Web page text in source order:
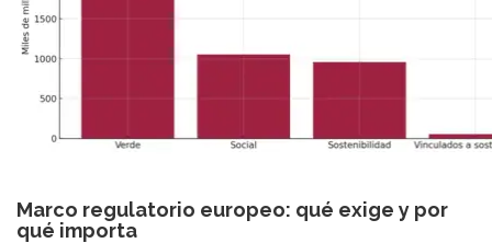
Marco regulatorio europeo: qué exige y por
qué importa